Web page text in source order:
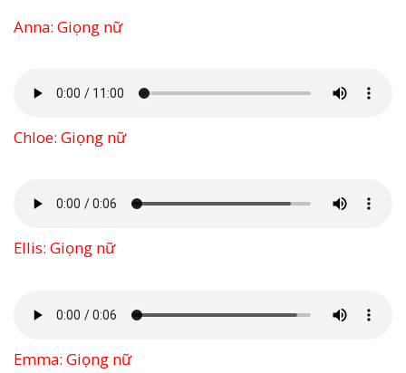
Anna: Giọng nữ
Chloe: Giọng nữ
Ellis: Giọng nữ
Emma: Giọng nữ